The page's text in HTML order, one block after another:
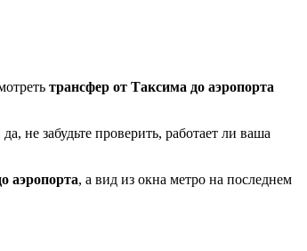
трансфер от Таксима до аэропорта
не забудьте проверить, работает ли ваша
аэропорта, а вид из окна метро на последнем